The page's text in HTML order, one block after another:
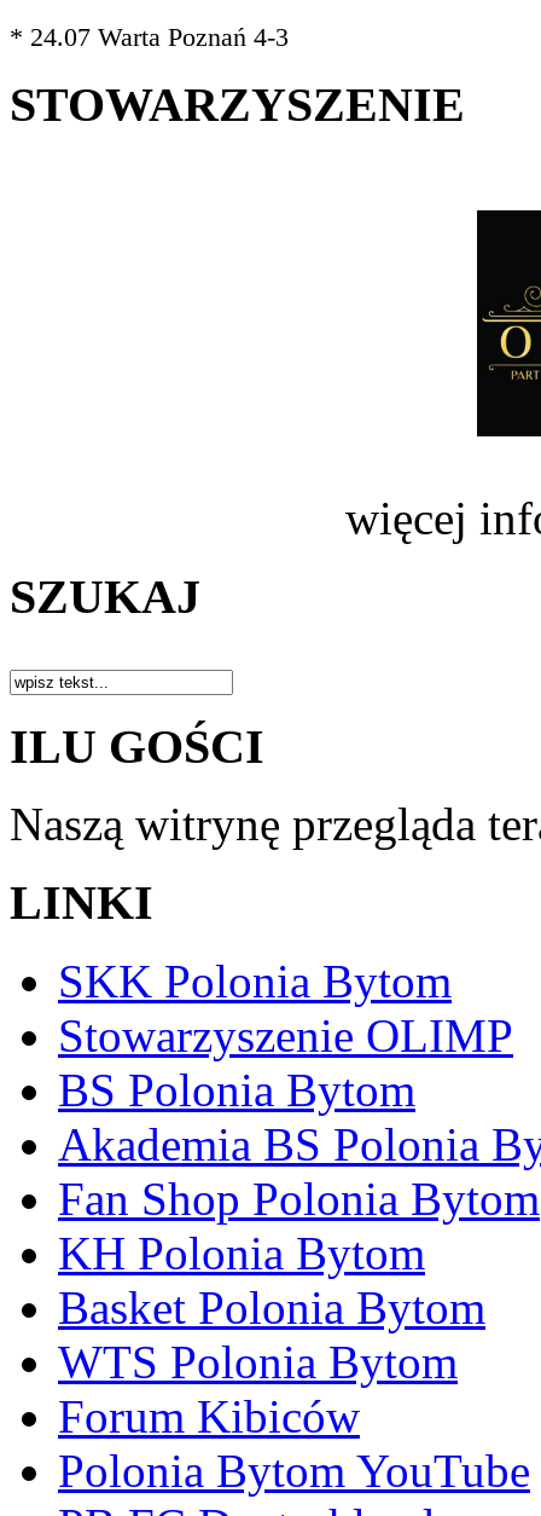
* 24.07 Warta Poznań 4-3
STOWARZYSZENIE
więcej
SZUKAJ
ILU GOŚCI
Naszą witrynę przegląda
LINKI
SKK Polonia Bytom
Stowarzyszenie OLIMP
BS Polonia Bytom
Akademia BS Polonia
Fan Shop Polonia Bytom
KH Polonia Bytom
Basket Polonia Bytom
WTS Polonia Bytom
Forum Kibiców
Polonia Bytom YouTube